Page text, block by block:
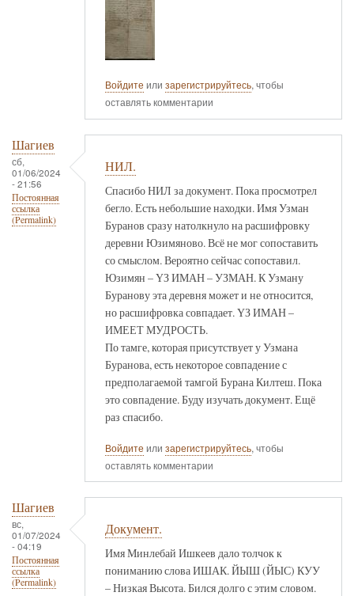
Войдите или зарегистрируйтесь, чтобы
оставлять комментарии
Шагиев
сб,
01/06/2024
- 21:56
Постоянная
ссылка
(Permalink)
НИЛ.
Спасибо НИЛ за документ. Пока просмотрел
бегло. Есть небольшие находки. Имя Узман
Буранов сразу натолкнуло на расшифровку
деревни Юзимяново. Всё не мог сопоставить
со смыслом. Вероятно сейчас сопоставил.
Юзимян – ҮЗ ИМАН – УЗМАН. К Узману
Буранову эта деревня может и не относится,
но расшифровка совпадает. ҮЗ ИМАН –
ИМЕЕТ МУДРОСТЬ.
По тамге, которая присутствует у Узмана
Буранова, есть некоторое совпадение с
предполагаемой тамгой Бурана Килтеш. Пока
это совпадение. Буду изучать документ. Ещё
раз спасибо.
Войдите или зарегистрируйтесь, чтобы
оставлять комментарии
Шагиев
вс,
01/07/2024
- 04:19
Постоянная
ссылка
(Permalink)
Документ.
Имя Минлебай Ишкеев дало толчок к
пониманию слова ИШАК. ЙЫШ (ЙЫС) КУУ
– Низкая Высота. Бился долго с этим словом.